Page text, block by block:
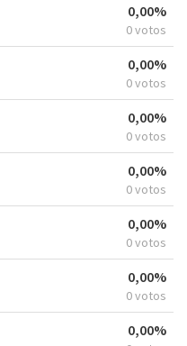
0,00%
0 votos
0,00%
0 votos
0,00%
0 votos
0,00%
0 votos
0,00%
0 votos
0,00%
0 votos
0,00%